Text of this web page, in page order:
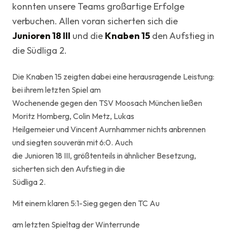
konnten unsere Teams großartige Erfolge
verbuchen. Allen voran sicherten sich die
Junioren 18 III und die Knaben 15 den Aufstieg in
die Südliga 2.
Die Knaben 15 zeigten dabei eine herausragende Leistung:
bei ihrem letzten Spiel am
Wochenende gegen den TSV Moosach München ließen
Moritz Homberg, Colin Metz, Lukas
Heilgemeier und Vincent Aurnhammer nichts anbrennen
und siegten souverän mit 6:0. Auch
die Junioren 18 III, größtenteils in ähnlicher Besetzung,
sicherten sich den Aufstieg in die
Südliga 2.
Mit einem klaren 5:1-Sieg gegen den TC Au
am letzten Spieltag der Winterrunde